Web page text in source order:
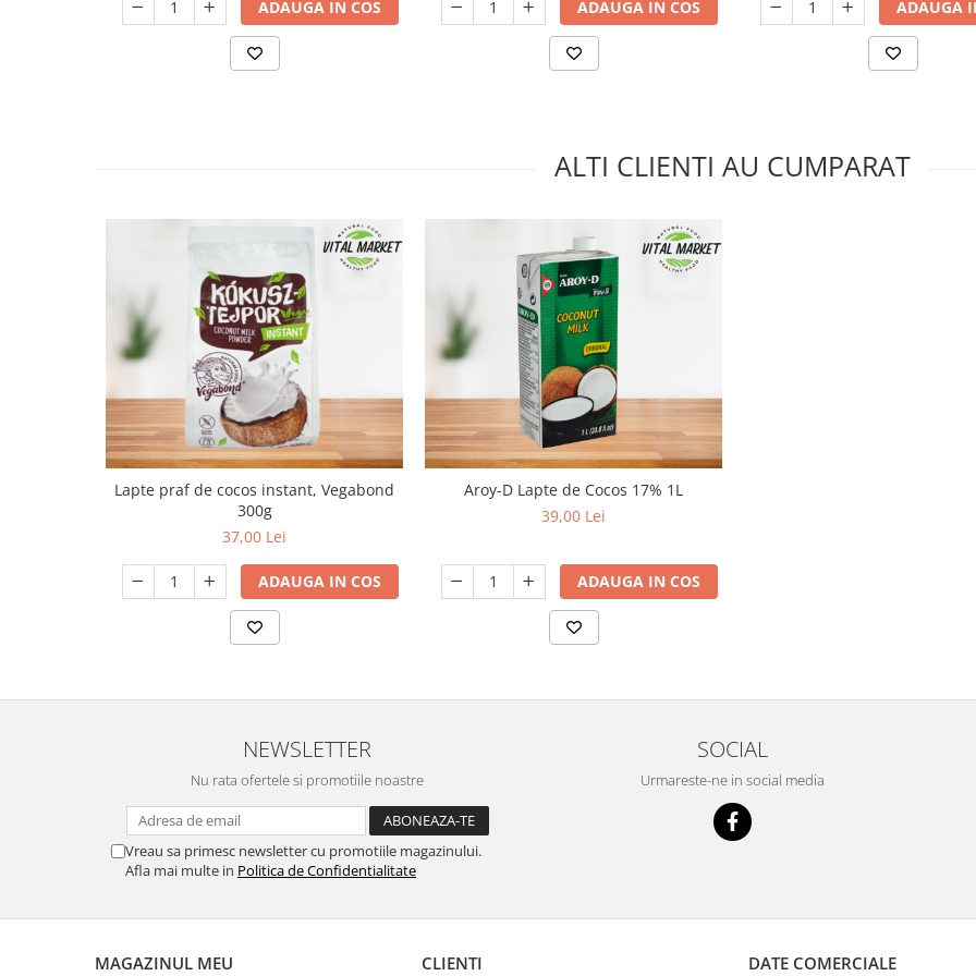
ADAUGA IN COS ADAUGA IN COS ADAUGA
ALTI CLIENTI AU CUMPARAT
Lapte praf de cocos instant, Vegabond
300g
37,00 Lei
ADAUGA IN COS
Aroy-D Lapte de Cocos 17% 1L
39,00 Lei
ADAUGA IN COS
NEWSLETTER
Nu rata ofertele si promotiile noastre
Vreau sa primesc newsletter cu promotiile magazinului.
Afla mai multe in Politica de Confidentialitate
SOCIAL
Urmareste-ne in social media
MAGAZINUL MEU CLIENTI DATE COMERCIALE